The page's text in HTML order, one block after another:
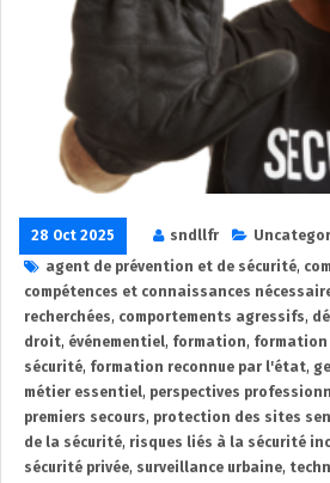
28 Oct 2025 sndllfr
agent de prévention et de sécurité,
compétences et connaissances
recherchées, comportements agressifs,
droit, événementiel, formation, formation
sécurité, formation reconnue par l'état,
métier essentiel, perspectives
premiers secours, protection des sites
de la sécurité, risques liés à la sécurité
sécurité privée, surveillance urbaine,